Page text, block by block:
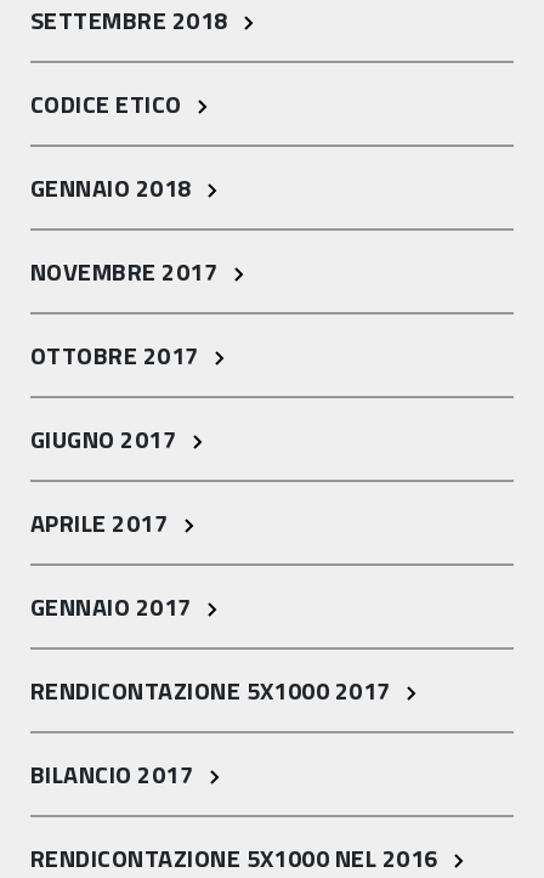
SETTEMBRE 2018
CODICE ETICO
GENNAIO 2018
NOVEMBRE 2017
OTTOBRE 2017
GIUGNO 2017
APRILE 2017
GENNAIO 2017
RENDICONTAZIONE 5X1000 2017
BILANCIO 2017
RENDICONTAZIONE 5X1000 NEL 2016